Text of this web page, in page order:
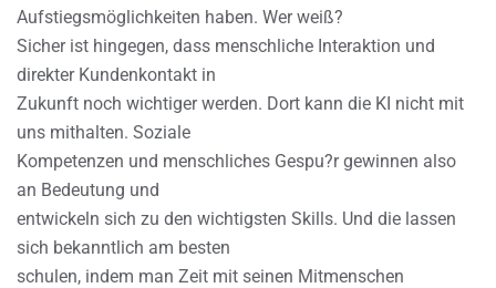
Aufstiegsmöglichkeiten haben. Wer weiß?
Sicher ist hingegen, dass menschliche Interaktion und
direkter Kundenkontakt in
Zukunft noch wichtiger werden. Dort kann die KI nicht mit
uns mithalten. Soziale
Kompetenzen und menschliches Gespu?r gewinnen also
an Bedeutung und
entwickeln sich zu den wichtigsten Skills. Und die lassen
sich bekanntlich am besten
schulen, indem man Zeit mit seinen Mitmenschen